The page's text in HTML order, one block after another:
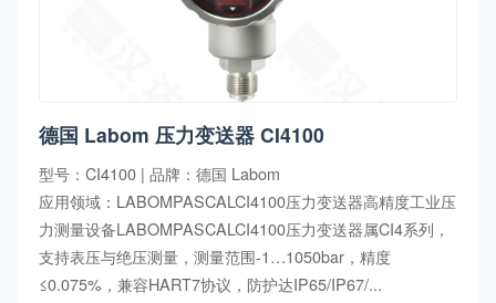
德国 Labom 压力变送器 CI4100
型号：CI4100 | 品牌：德国 Labom
应用领域：LABOMPASCALCI4100压力变送器高精度工业压
力测量设备LABOMPASCALCI4100压力变送器属CI4系列，
支持表压与绝压测量，测量范围-1…1050bar，精度
≤0.075%，兼容HART7协议，防护达IP65/IP67/...